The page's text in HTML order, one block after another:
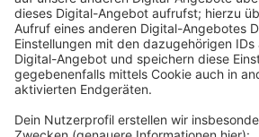
klar, dass es sich eigentlich nur um
Problem handelt. Sie pocht auch
Menschen, die sich hier treffen,
kümmern. Da hapert es bislang
Kosten tragen wie immer wir